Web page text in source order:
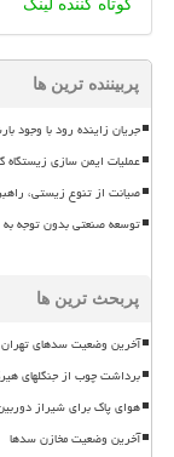
کوتاه کننده لینک
پربیننده ترین ها
جریان زاینده رود با وجود
عملیات ایمن سازی زیستگاه
صیانت از تنوع زیستی،
توسعه صنعتی بدون توجه به
پربحث ترین ها
آخرین وضعیت سدهای تهران
برداشت چوب از جنگلهای
هوای پاک برای شیراز
آخرین وضعیت مخازن سدها